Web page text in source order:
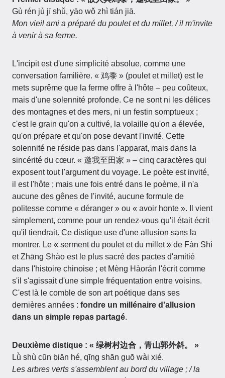
Gù rén jù jī shǔ, yāo wǒ zhì tián jiā.
Mon vieil ami a préparé du poulet et du millet, / il m'invite
à venir à sa ferme.
L'incipit est d'une simplicité absolue, comme une
conversation familière. « 鸡黍 » (poulet et millet) est le
mets suprême que la ferme offre à l'hôte – peu coûteux,
mais d'une solennité profonde. Ce ne sont ni les délices
des montagnes et des mers, ni un festin somptueux ;
c'est le grain qu'on a cultivé, la volaille qu'on a élevée,
qu'on prépare et qu'on pose devant l'invité. Cette
solennité ne réside pas dans l'apparat, mais dans la
sincérité du cœur. « 邀我至田家 » – cinq caractères qui
exposent tout l'argument du voyage. Le poète est invité,
il est l'hôte ; mais une fois entré dans le poème, il n'a
aucune des gênes de l'invité, aucune formule de
politesse comme « déranger » ou « avoir honte ». Il vient
simplement, comme pour un rendez-vous qu'il était écrit
qu'il tiendrait. Ce distique use d'une allusion sans la
montrer. Le « serment du poulet et du millet » de Fàn Shì
et Zhāng Shào est le plus sacré des pactes d'amitié
dans l'histoire chinoise ; et Mèng Hàorán l'écrit comme
s'il s'agissait d'une simple fréquentation entre voisins.
C'est là le comble de son art poétique dans ses
dernières années : fondre un millénaire d'allusion
dans un simple repas partagé.
Deuxième distique : « 绿树村边合，青山郭外斜。 »
Lǜ shù cūn biān hé, qīng shān guō wài xié.
Les arbres verts s'assemblent au bord du village ; / la